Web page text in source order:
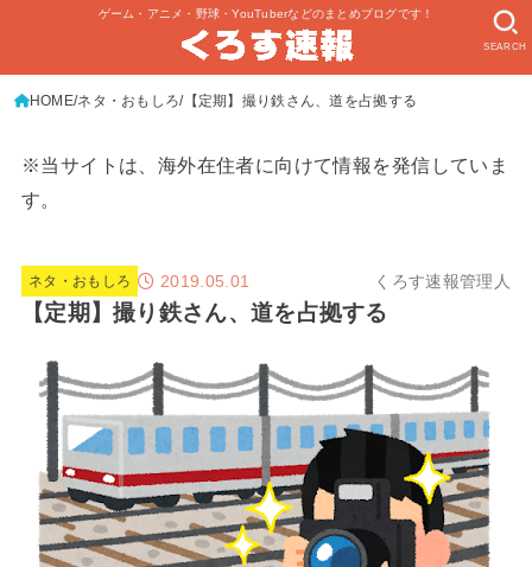
ゲーム・アニメ・野球・YouTuberなどのまとめブログです！
SEARCH
HOME ネタ・おもしろ 【定期】撮り鉄さん、道を占拠する
※当サイトは、海外在住者に向けて情報を発信していま
す。
ネタ・おもしろ 2019.05.01 くろす速報管理人
【定期】撮り鉄さん、道を占拠する